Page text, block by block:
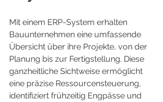
Mit einem ERP-System erhalten
Bauunternehmen eine umfassende
Übersicht über ihre Projekte, von der
Planung bis zur Fertigstellung. Diese
ganzheitliche Sichtweise ermöglicht
eine präzise Ressourcensteuerung,
identifiziert frühzeitig Engpässe und